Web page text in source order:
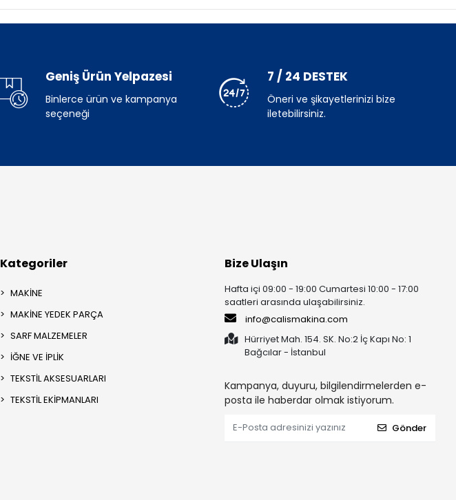
Geniş Ürün Yelpazesi
Binlerce ürün ve kampanya
seçeneği
7 / 24 DESTEK
Öneri ve şikayetlerinizi bize
iletebilirsiniz.
Kategoriler
MAKİNE
MAKİNE YEDEK PARÇA
SARF MALZEMELER
İĞNE VE İPLİK
TEKSTİL AKSESUARLARI
TEKSTİL EKİPMANLARI
Bize Ulaşın
Hafta içi 09:00 - 19:00 Cumartesi 10:00 - 17:00
saatleri arasında ulaşabilirsiniz.
info@calismakina.com
Hürriyet Mah. 154. SK. No:2 İç Kapı No: 1
Bağcılar - İstanbul
Kampanya, duyuru, bilgilendirmelerden e-
posta ile haberdar olmak istiyorum.
Gönder